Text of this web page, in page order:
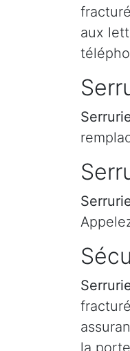
aux
la